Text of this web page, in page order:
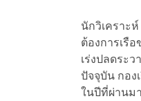
นักวิเคราะ
ต้องการเรื
เร่งปลดระ
ปัจจุบัน กอง
ในปีที่ผ่านม